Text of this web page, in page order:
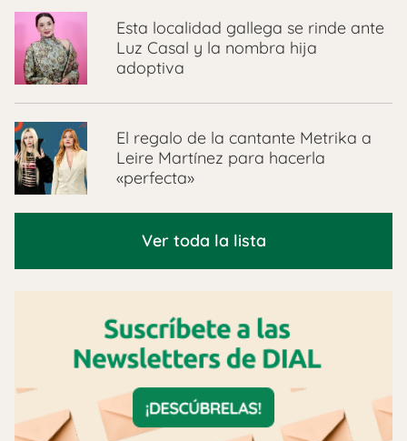
Esta localidad gallega se rinde ante
Luz Casal y la nombra hija
adoptiva
El regalo de la cantante Metrika a
Leire Martínez para hacerla
«perfecta»
Ver toda la lista